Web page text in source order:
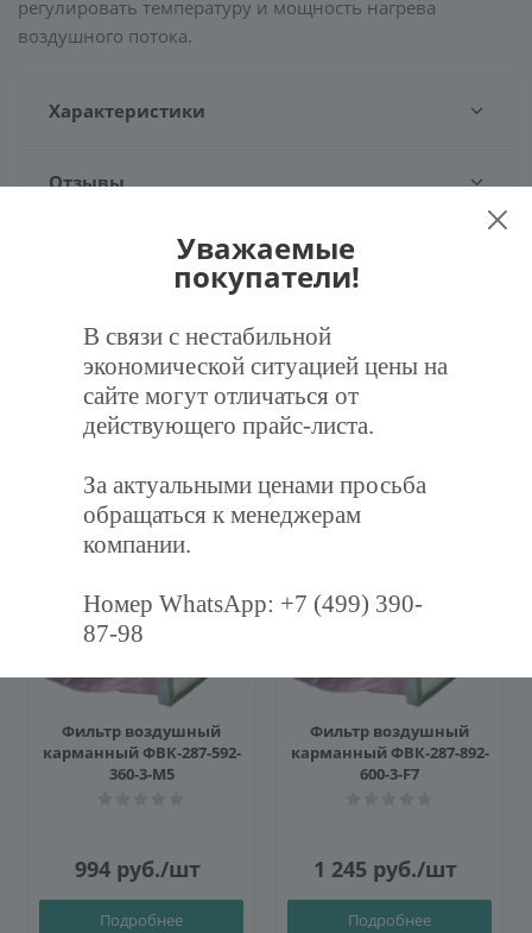
регулировать температуру и мощность нагрева
воздушного потока.
Характеристики
Отзывы
Задать вопрос
Наличие
Рекомендуем
Фильтр воздушный
карманный ФВК-287-592-
360-3-M5
994руб./шт
Подробнее
Фильтр воздушный
карманный ФВК-287-892-
600-3-F7
1 245 руб./шт
Подробнее
Уважаемые
покупатели!
В связи с нестабильной
экономической ситуацией цены на
сайте могут отличаться от
действующего прайс-листа.
За актуальными ценами просьба
обращаться к менеджерам
компании.
Номер WhatsApp: +7 (499) 390-
87-98